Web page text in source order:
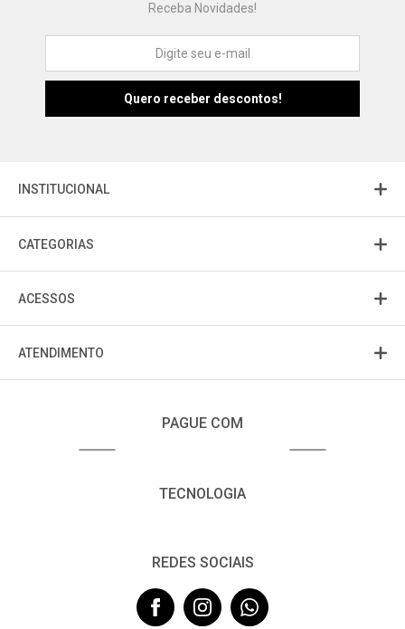
Receba Novidades!
INSTITUCIONAL
CATEGORIAS
ACESSOS
ATENDIMENTO
PAGUE COM
TECNOLOGIA
REDES SOCIAIS
Fu Fujisom